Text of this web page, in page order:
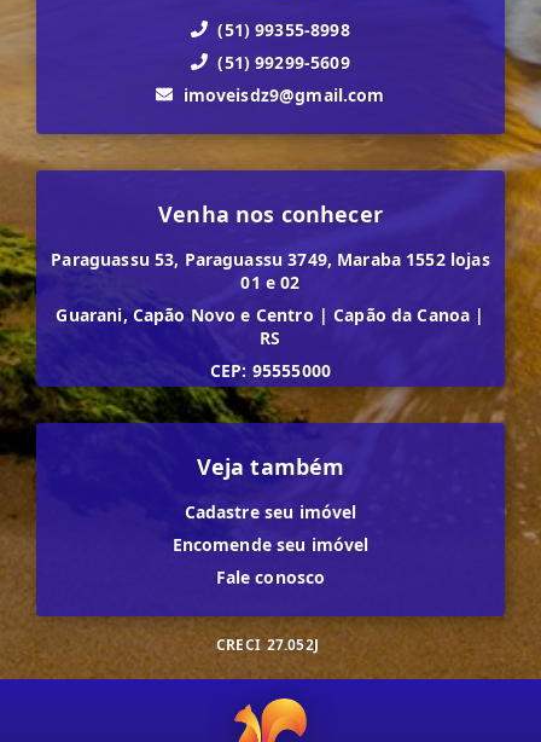
(51) 99355-8998
(51) 99299-5609
imoveisdz9@gmail.com
Venha nos conhecer
Paraguassu 53, Paraguassu 3749, Maraba 1552 lojas
01 e 02
Guarani, Capão Novo e Centro | Capão da Canoa |
RS
CEP: 95555000
Veja também
Cadastre seu imóvel
Encomende seu imóvel
Fale conosco
CRECI 27.052J